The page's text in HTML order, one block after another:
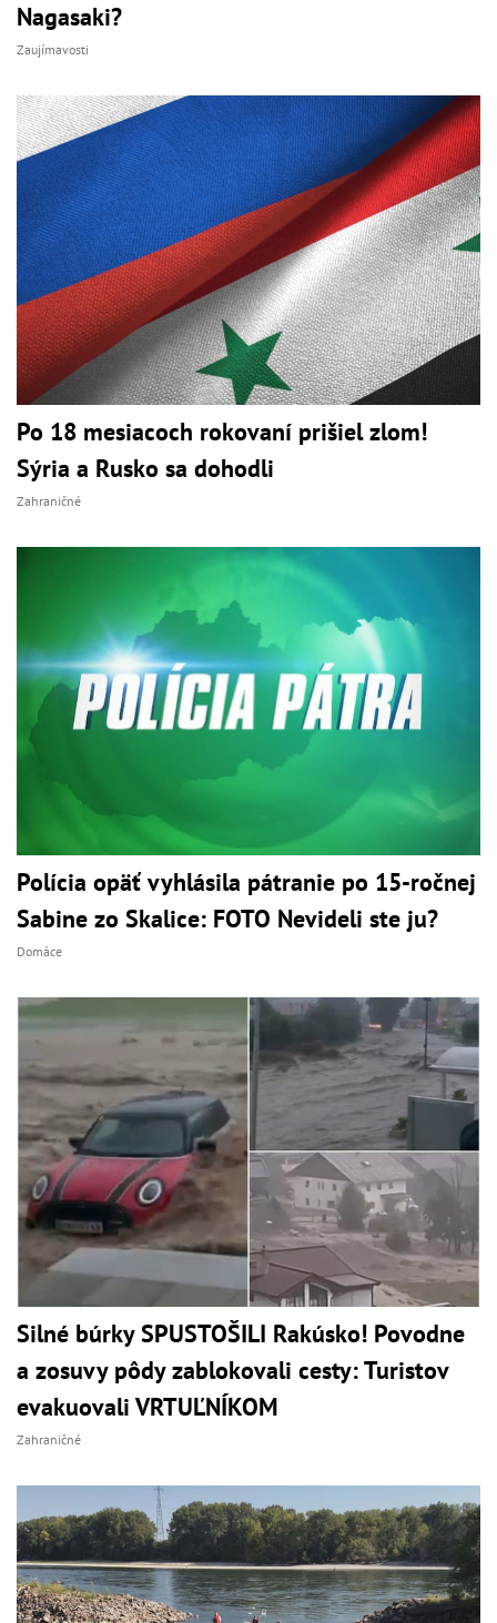
Nagasaki?
Zaujímavosti
Po 18 mesiacoch rokovaní prišiel zlom!
Sýria a Rusko sa dohodli
Zahraničné
Polícia opäť vyhlásila pátranie po 15-ročnej
Sabine zo Skalice: FOTO Nevideli ste ju?
Domáce
Silné búrky SPUSTOŠILI Rakúsko! Povodne
a zosuvy pôdy zablokovali cesty: Turistov
evakuovali VRTUĽNÍKOM
Zahraničné